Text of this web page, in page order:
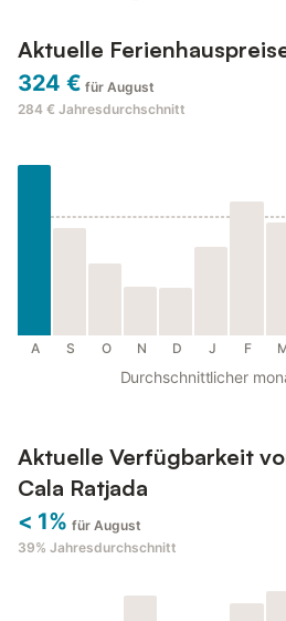
Aktuelle
324 € für August
284 € Jahresdurchschnitt
A S O N D J F
Durchschnittlicher
Aktuelle Verfügbarkeit
Cala Ratjada
< 1% für August
39% Jahresdurchschnitt